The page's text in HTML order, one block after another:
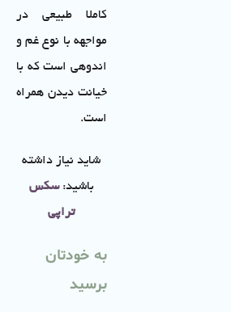
کاملا طبیعی در
مواجهه با نوع غم و
اندوهی است که با
خیانت دیدن همراه
است.
شاید نیاز داشته
باشید:سکس
تراپی
به خودتان
برسید